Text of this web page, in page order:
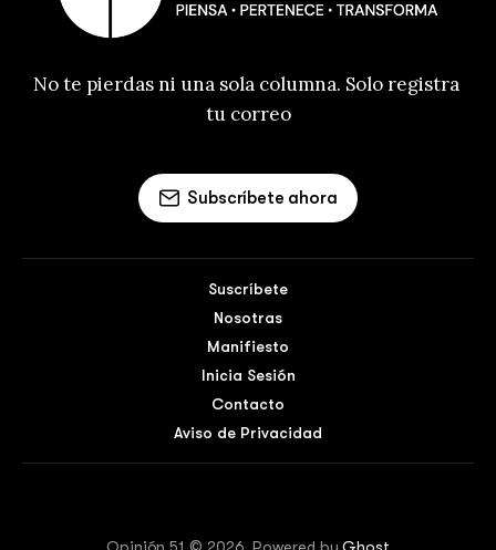
No te pierdas ni una sola columna. Solo registra
tu correo
Subscríbete ahora
Suscríbete
Nosotras
Manifiesto
Inicia Sesión
Contacto
Aviso de Privacidad